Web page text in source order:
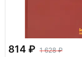
814
1 628